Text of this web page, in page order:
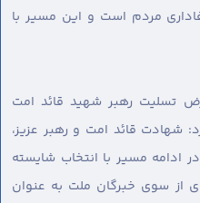
مردم است و این مسیر با
تسلیت رهبر شهید قائد امت
شهادت قائد امت و رهبر عزیز،
ادامه مسیر با انتخاب شایسته
از سوی خبرگان ملت به عنوان